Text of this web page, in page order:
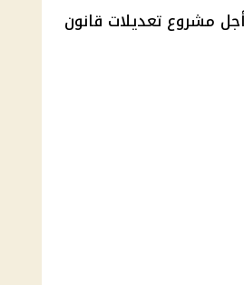
مشروع تعديلات قانون